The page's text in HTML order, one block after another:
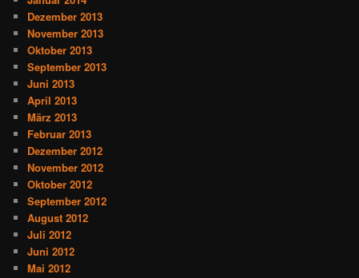
Dezember 2013
November 2013
Oktober 2013
September 2013
Juni 2013
April 2013
März 2013
Februar 2013
Dezember 2012
November 2012
Oktober 2012
September 2012
August 2012
Juli 2012
Juni 2012
Mai 2012